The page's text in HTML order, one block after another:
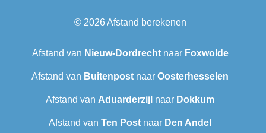
© 2026Afstand berekenen
Afstand van Nieuw-Dordrechtnaar Foxwolde
Afstand van Buitenpost naar Oosterhesselen
Afstand van Aduarderzijl naar Dokkum
Afstand van Ten Post naar Den Andel